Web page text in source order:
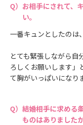
お相手にされて、
い。
一番キュンとしたのは
とても緊張しながら自
ろしくお願いします」
て胸がいっぱいになり
結婚相手に求める
ものはありました